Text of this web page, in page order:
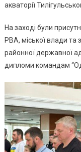
акваторії
На заході були
РВА, міської влади та
районної державної
дипломи командам